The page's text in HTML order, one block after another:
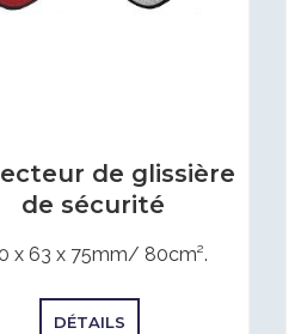
de glissière
de sécurité
x 63 x 75mm/ 80cm².
DÉTAILS